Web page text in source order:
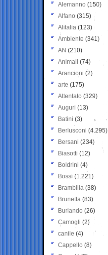
Alemanno (150)
Alfano (315)
Alitalia (123)
Ambiente (341)
AN (210)
Animali (74)
Arancioni (2)
arte (175)
Attentato (329)
Auguri (13)
Batini (3)
Berlusconi (4.295)
Bersani (234)
Biasotti (12)
Boldrini (4)
Bossi (1.221)
Brambilla (38)
Brunetta (83)
Burlando (26)
Camogli (2)
canile (4)
Cappello (8)